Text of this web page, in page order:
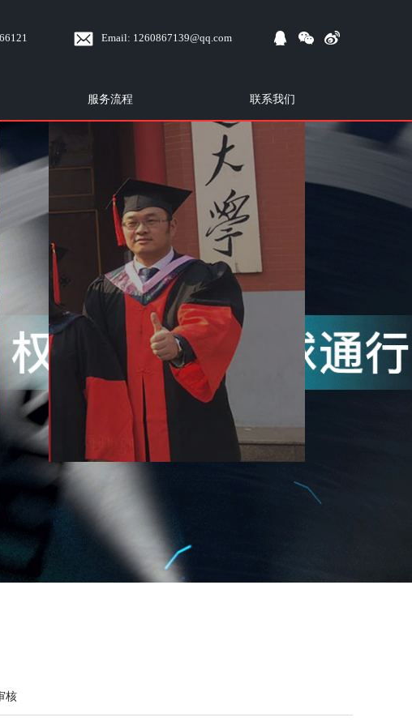
Email: 1260867139@qq.com
服务流程 联系我们
核